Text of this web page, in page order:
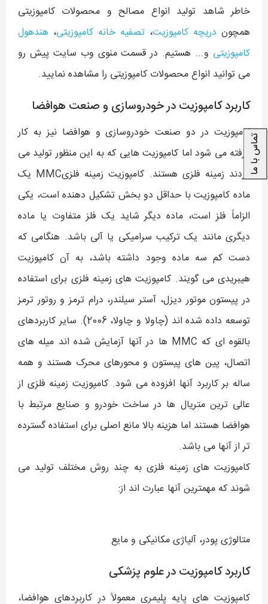
خاطر شاهد تولید انواع مصالح و محصولات کامپوزیتی
همچون دریچه کامپوزیت، تصفیه خانه کامپوزیتی، هندهول
کامپوزیتی و... هستیم. در قسمت منوی وب سایت پیش رو
می توانید انواع محصولات کامپوزیتی را مشاهده نمایید.
کاربرد کامپوزیت در خودروسازی و صنعت هوافضا
کامپوزیت در دو صنعت خودروسازی و هوافضا نیز به کار
گرفته می شود اما کامپوزیت هایی که به این منظور تولید می
گردند زمینه فلزی هستند. کامپوزیت زمینه فلزیMMC یک
ماده کامپوزیت با حداقل دو بخش تشکیل دهنده است، یکی
الزاماً فلز است، ماده دیگر شاید یک فلز متفاوت یا ماده
دیگری مانند یک ترکیب سرامیکی یا آلی باشد. هنگامی که
دست کم سه ماده وجود داشته باشد، به آن کامپوزیت
هیبریدی می گویند. کامپوزیت های زمینه فلزی برای استفاده
در پیستون موتور دیزل، آستر سیلندر، درام ترمز و روتور ترمز
توسعه داده شده اند (چاولا و چاولا، 2006). سایر کاربردهای
بالقوه ای که MMC ها در آنها آزمایش شده اند میله های
اتصال، پین های پیستون و محورهای محرک هستند و همه
ساله بر کاربرد آنها افزوده می شود. کامپوزیت زمینه فلزی از
عالی ترین متریال ها در ساخت خودرو و صنایع مرتبط با
هوافضا هستند اما هزینه بالا مانع اصلی برای استفاده گسترده
تر از آنها می باشد.
کامپوزیت های زمینه فلزی به چند روش مختلف تولید می
شوند که مهمترین آنها عبارت اند از:
متالوژی پودر، آلیاژی مکانیکی و مایع
کاربرد کامپوزیت در علوم پزشکی
کامپوزیت های پایه پلیمری معمولاً در کاربردهای هوافضا،
تماس با ما